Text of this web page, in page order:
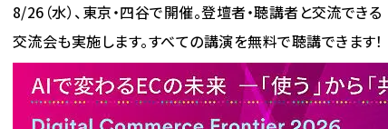
国ECのテクノロジー・ウォッチ from JD.com（京... AR＋AI搭載のディスプレイ
東商城）
8/26（水）、東京・四谷で開催。登壇者・聴講者と交流できる
交流会も実施します。すべての講演を無料で聴講できます！